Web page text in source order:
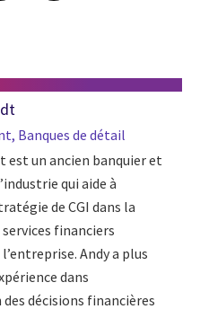
Banques de détail
est un ancien banquier et
qui aide à
de CGI dans la
financiers
Andy a plus
dans
décisions financières